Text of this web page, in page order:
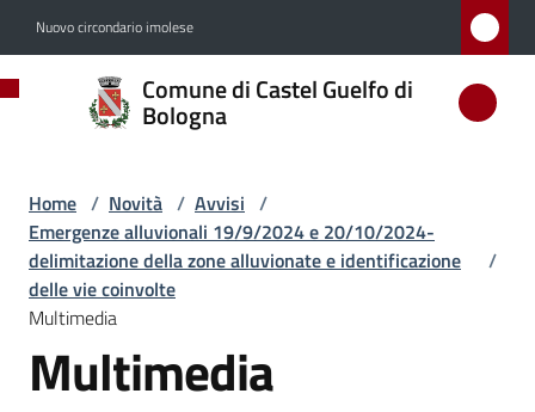
Nuovo circondario imolese
Comune di Castel Guelfo di
Bologna
Comune
di
Guelfo
di
Bologna
Amministrazione
Home / Novità / Avvisi /
Emergenze alluvionali 19/9/2024 e 20/10/2024-
delimitazione della zone alluvionate e identificazione
delle vie coinvolte
/
Multimedia
Multimedia